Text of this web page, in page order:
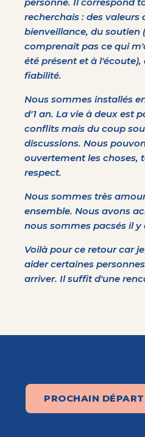
recherchais : des valeurs
bienveillance, du soutien
comprenait pas ce qui
été présent et à
fiabilité.
Nous sommes installés
d'1 an. La vie à deux est
conflits mais du coup
discussions. Nous
ouvertement les choses,
respect.
Nous sommes très
ensemble. Nous avons
nous sommes pacsés il y
Voilà pour ce retour car
aider certaines
arriver. Il suffit d'une
PROCHAIN